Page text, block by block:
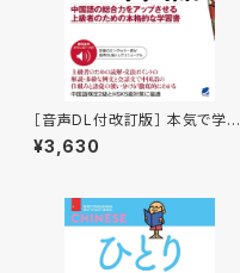
［音声DL付改訂版］ 本気で学ぶ
上級中国語
¥3,630